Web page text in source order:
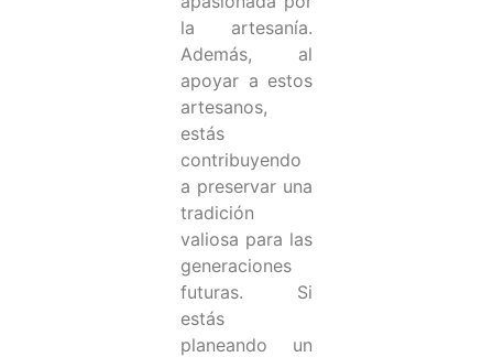
la artesanía.
Además, al
apoyar a estos
artesanos,
estás
contribuyendo
a preservar una
tradición
valiosa para las
generaciones
futuras. Si
estás
planeando un